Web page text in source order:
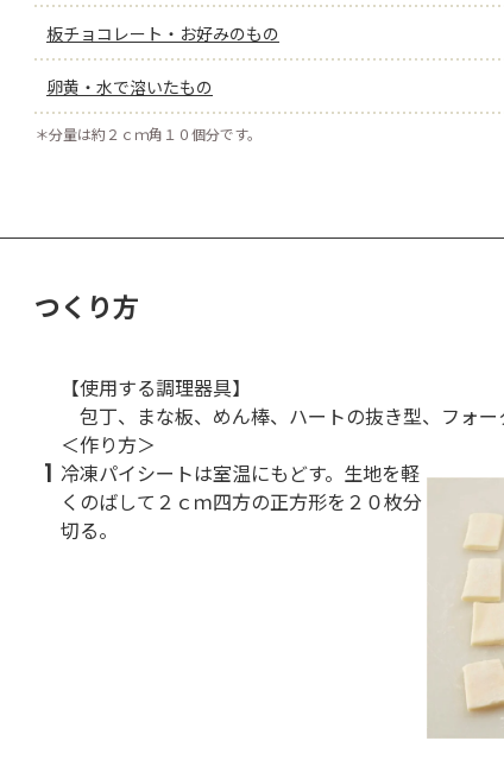
もっと見る
板チョコレート・お好みのもの
卵黄・水で溶いたもの
＊分量は約２ｃｍ角１０個分です。
つくり方
【使用する調理器具】
包丁、まな板、めん棒、ハートの抜き型、フォー
＜作り方＞
1 冷凍パイシートは室温にもどす。生地を軽
くのばして２ｃｍ四方の正方形を２０枚分
切る。